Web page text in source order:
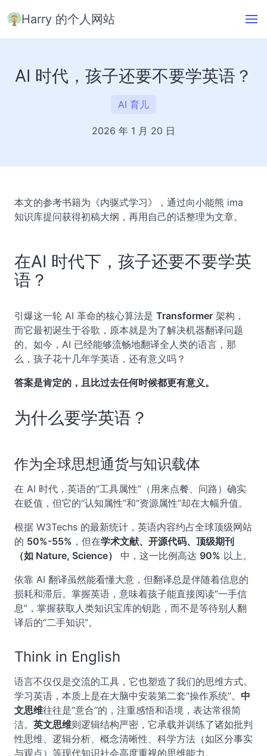
Harry 的个人网站
AI 时代，孩子还要不要学英语？
AI 育儿
2026 年 1 月 20 日
本文的参考书籍为《内驱式学习》，通过向小能熊 ima
知识库提问获得初稿大纲，再用自己的话整理为文章。
在AI 时代下，孩子还要不要学英
语？
引爆这一轮 AI 革命的核心算法是 Transformer 架构，
而它最初诞生于谷歌，原本就是为了解决机器翻译问题
的。如今，AI 已经能够流畅地翻译全人类的语言，那
么，孩子花十几年学英语，还有意义吗？
答案是肯定的，且比过去任何时候都更有意义。
为什么要学英语？
作为全球思想通货与知识载体
在 AI 时代，英语的“工具属性”（用来点餐、问路）确实
在贬值，但它的“认知属性”和“资源属性”却在大幅升值。
根据 W3Techs 的最新统计，英语内容约占全球顶级网站
的 50%-55% ，但在学术文献、开源代码、顶级期刊
（如 Nature, Science）
中，这一比例高达 90% 以上。
依靠 AI 翻译虽然能看懂大意，但翻译总是伴随着信息的
损耗和滞后。掌握英语，意味着孩子能直接阅读“一手信
息”，掌握获取人类知识宝库的钥匙，而不是等待别人翻
译后的“二手知识”。
Think in English
语言不仅仅是交流的工具，它也塑造了我们的思维方式。
学习英语，本质上是在大脑中安装第二套“操作系统”。 中
文思维往往是“意合”的，注重感悟和语境，表达常很简
洁。 英文思维则逻辑结构严密，它承载并训练了诸如批判
性思维、逻辑分析、概念清晰性、科学方法（如区分事实
与观点）等现代知识社会高度重视的思维能力。